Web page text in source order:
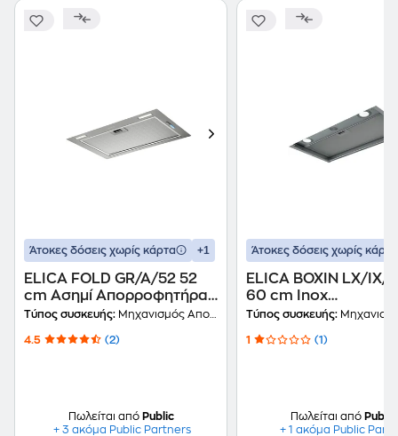
Άτοκες δόσεις χωρίς κάρτα +1
ELICA FOLD GR/A/52 52
cm Ασημί Απορροφητήρας
Μηχανισμός
Τύπος συσκευής: Μηχανισμός Απορρόφησης
4.5 (2)
Πωλείται από Public
+ 3 ακόμα Public Partners
Άτοκες δόσεις χωρίς κάρτα
ELICA BOXIN LX/IX/
60 cm Inox
Απορροφητήρας
Απορρόφησης
Τύπος συσκευής: Μηχανισμός
1 (1)
Πωλείται από Public
+ 1 ακόμα Public